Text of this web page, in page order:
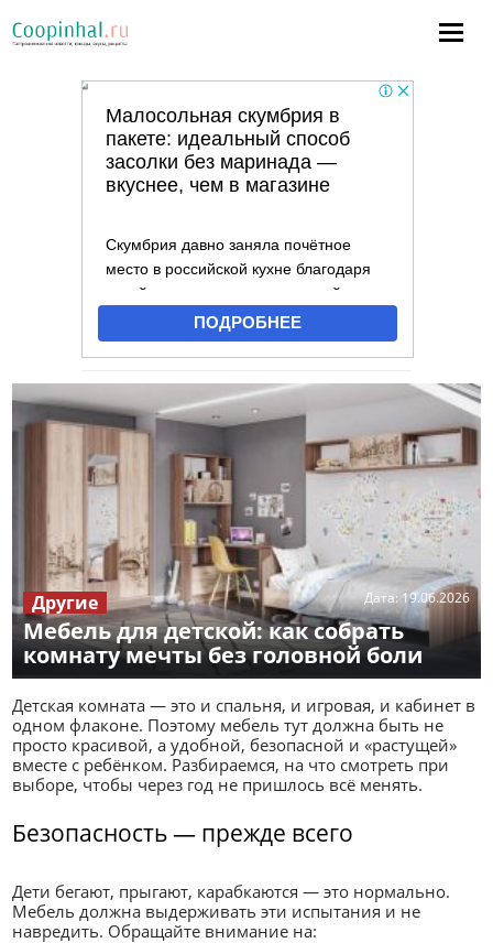
Мебель для детской: как собрать
комнату мечты без головной боли
Дата: 19.06.2026
Другие
Детская комната — это и спальня, и игровая, и кабинет в
одном флаконе. Поэтому мебель тут должна быть не
просто красивой, а удобной, безопасной и «растущей»
вместе с ребёнком. Разбираемся, на что смотреть при
выборе, чтобы через год не пришлось всё менять.
Безопасность — прежде всего
Дети бегают, прыгают, карабкаются — это нормально.
Мебель должна выдерживать эти испытания и не
навредить. Обращайте внимание на: